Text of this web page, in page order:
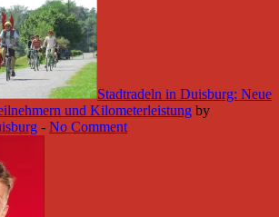
Stadtradeln in Duisburg: Neue
und Kilometerleistung by
- No Comment